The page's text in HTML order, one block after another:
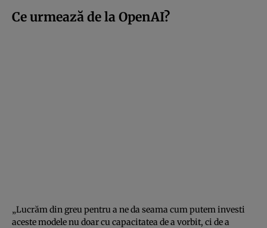
Ce urmează de la OpenAI?
„Lucrăm din greu pentru a ne da seama cum putem investi
aceste modele nu doar cu capacitatea de a vorbit, ci de a